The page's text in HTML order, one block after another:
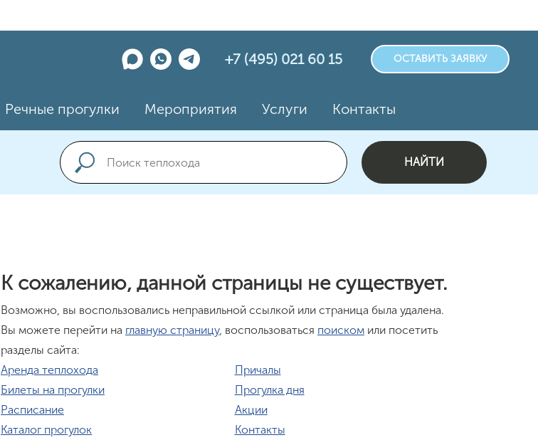
+7 (495) 021 60 15 ОСТАВИТЬ ЗАЯВКУ
Речные прогулки Мероприятия Услуги Контакты
НАЙТИ
К сожалению, данной страницы не существует.
Возможно, вы воспользовались неправильной ссылкой или страница была удалена.
Вы можете перейти на главную страницу, воспользоваться поиском или посетить
разделы сайта:
Аренда теплохода
Билеты на прогулки
Расписание
Каталог прогулок
Причалы
Прогулка дня
Акции
Контакты